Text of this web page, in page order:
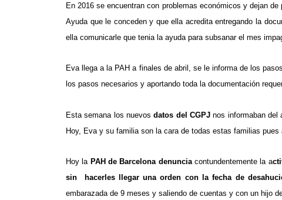
En 2016 se encuentran con problemas económicos y dejan
Ayuda que le conceden y que ella acredita entregando la
ella comunicarle que tenia la ayuda para subsanar el mes
Eva llega a la PAH a finales de abril, se le informa de los
los pasos necesarios y aportando toda la documentación
Esta semana los nuevosdatos del CGPJ nos informaban del
Hoy, Eva y su familia son la cara de todas estas familias
Hoy laPAH de Barcelona denunciacontundentemente la a
sin hacerles llegar una orden con la fecha de
embarazada de 9 meses y saliendo de cuentas y con un hijo